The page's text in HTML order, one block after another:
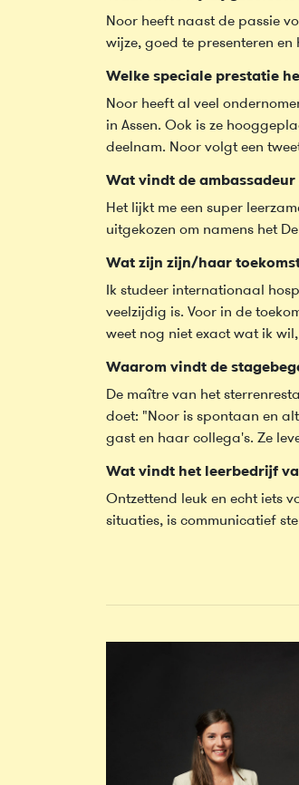
Noor heeft naast de passie
wijze, goed te presenteren
Welke speciale prestatie
Noor heeft al veel
in Assen. Ook is ze
deelnam. Noor volgt een
Wat vindt de
Het lijkt me een super
uitgekozen om namens het
Wat zijn zijn/haar
Ik studeer internationaal
veelzijdig is. Voor in de
weet nog niet exact wat ik
Waarom vindt de
De maître van het
doet: "Noor is spontaan en
gast en haar collega's. Ze
Wat vindt het leerbedrijf
Ontzettend leuk en echt iets
situaties, is communicatief